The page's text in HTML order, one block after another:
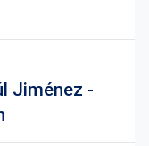
Jiménez -